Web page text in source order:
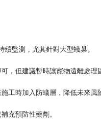
監測，尤其針對大型蟻巢。
，但建議暫時讓寵物遠離處理
工時加入防蟻層，降低未來風
充預防性藥劑。